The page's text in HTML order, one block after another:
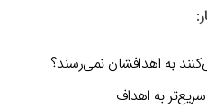
به اهدافشان نمی‌رسند؟
به اهداف